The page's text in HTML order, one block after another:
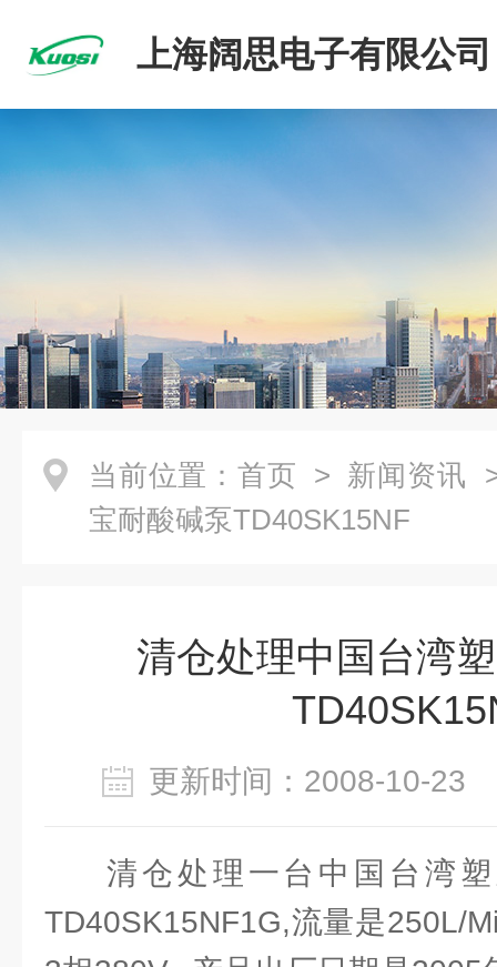
上海阔思电子有限公司
当前位置： 首页 > 新闻资讯
宝耐酸碱泵TD40SK15NF
清仓处理中国台湾
更新时间：2008-10-
清仓处理一台中国台湾
TD40SK15NF1G,流量是250L/